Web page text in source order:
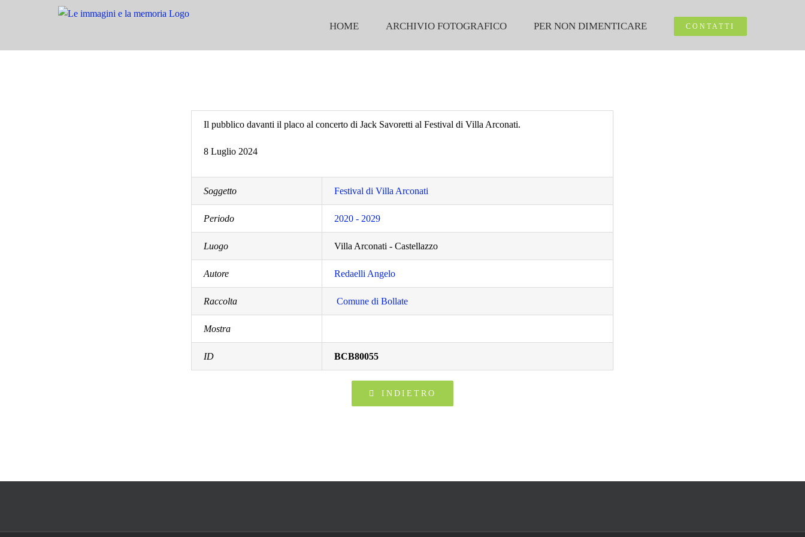
HOME ARCHIVIO FOTOGRAFICO PER NON DIMENTICARE CONTATTI
Il pubblico davanti il placo al concerto di Jack Savoretti al Festival di Villa Arconati.
8 Luglio 2024
Soggetto Festival di Villa Arconati
Periodo 2020 - 2029
Luogo Villa Arconati - Castellazzo
Autore Redaelli Angelo
Raccolta Comune di Bollate
Mostra
ID BCB80055
INDIETRO